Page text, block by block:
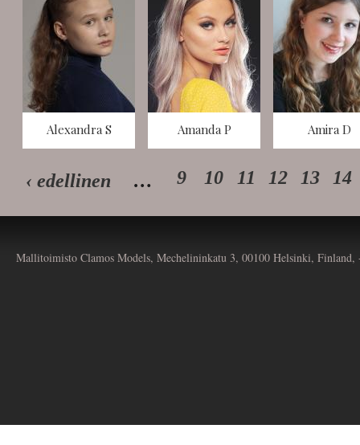
Alexandra S Amanda P Amira D
‹ edellinen … 9 10 11 12 13 14
Mallitoimisto Clamos Models, Mechelininkatu 3, 00100 Helsinki,